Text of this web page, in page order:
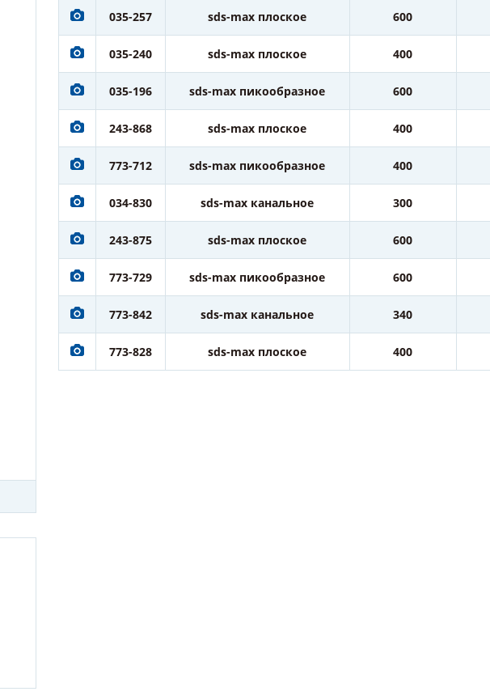
035-257 sds-max плоское 600
035-240 sds-max плоское 400
035-196 sds-max пикообразное 600
243-868 sds-max плоское 400
773-712 sds-max пикообразное 400
034-830 sds-max канальное 300
243-875 sds-max плоское 600
773-729 sds-max пикообразное 600
773-842 sds-max канальное 340
773-828 sds-max плоское 400